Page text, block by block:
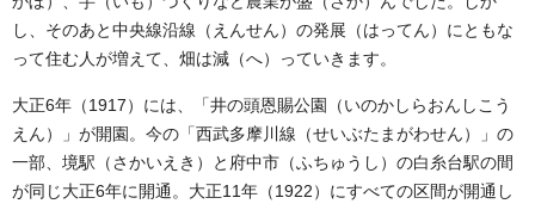
し、そのあと中央線沿線（えんせん）の発展（はってん）にともな
って住む人が増えて、畑は減（へ）っていきます。
大正6年（1917）には、「井の頭恩賜公園（いのかしらおんしこう
えん）」が開園。今の「西武多摩川線（せいぶたまがわせん）」の
一部、境駅（さかいえき）と府中市（ふちゅうし）の白糸台駅の間
が同じ大正6年に開通。大正11年（1922）にすべての区間が開通し